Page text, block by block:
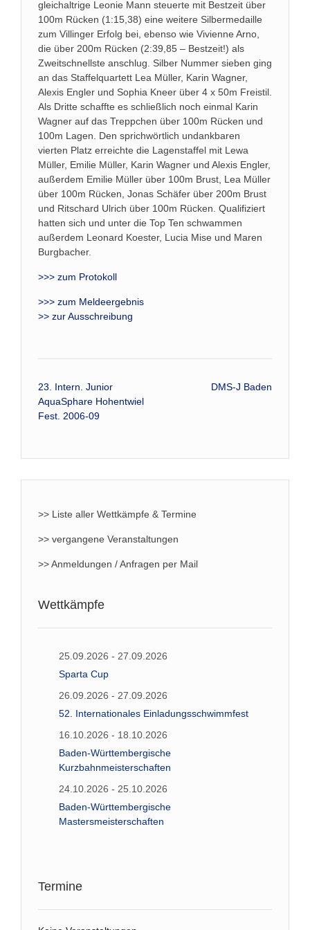
gleichaltrige Leonie Mann steuerte mit Bestzeit über
100m Rücken (1:15,38) eine weitere Silbermedaille
zum Villinger Erfolg bei, ebenso wie Vivienne Arno,
die über 200m Rücken (2:39,85 – Bestzeit!) als
Zweitschnellste anschlug. Silber Nummer sieben ging
an das Staffelquartett Lea Müller, Karin Wagner,
Alexis Engler und Sophia Kneer über 4 x 50m Freistil.
Als Dritte schaffte es schließlich noch einmal Karin
Wagner auf das Treppchen über 100m Rücken und
100m Lagen. Den sprichwörtlich undankbaren
vierten Platz erreichte die Lagenstaffel mit Lewa
Müller, Emilie Müller, Karin Wagner und Alexis Engler,
außerdem Emilie Müller über 100m Brust, Lea Müller
über 100m Rücken, Jonas Schäfer über 200m Brust
und Ritschard Ulrich über 100m Rücken. Qualifiziert
hatten sich und unter die Top Ten schwammen
außerdem Leonard Koester, Lucia Mise und Maren
Burgbacher.
>>> zum Protokoll
>>> zum Meldeergebnis
>> zur Ausschreibung
Beitrags-
Navigation
23. Intern. Junior
AquaSphare Hohentwiel
Fest. 2006-09
DMS-J Baden
>> Liste aller Wettkämpfe & Termine
>> vergangene Veranstaltungen
>> Anmeldungen / Anfragen per Mail
Wettkämpfe
25.09.2026 - 27.09.2026
Sparta Cup
26.09.2026 - 27.09.2026
52. Internationales Einladungsschwimmfest
16.10.2026 - 18.10.2026
Baden-Württembergische
Kurzbahnmeisterschaften
24.10.2026 - 25.10.2026
Baden-Württembergische
Mastersmeisterschaften
Termine